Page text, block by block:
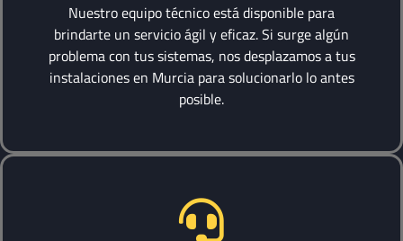
Nuestro equipo técnico está disponible para
brindarte un servicio ágil y eficaz. Si surge algún
problema con tus sistemas, nos desplazamos a tus
instalaciones en Murcia para solucionarlo lo antes
posible.